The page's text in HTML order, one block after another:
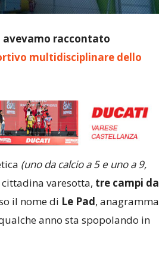
avevamo raccontato
multidisciplinare dello
(uno da calcio a 5 e uno a 9,
varesotta, tre campi da
il nome di Le Pad, anagramma
anno sta spopolando in